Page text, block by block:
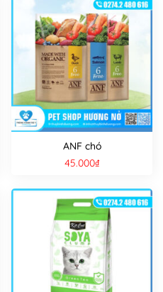
ANF chó
45.000₫